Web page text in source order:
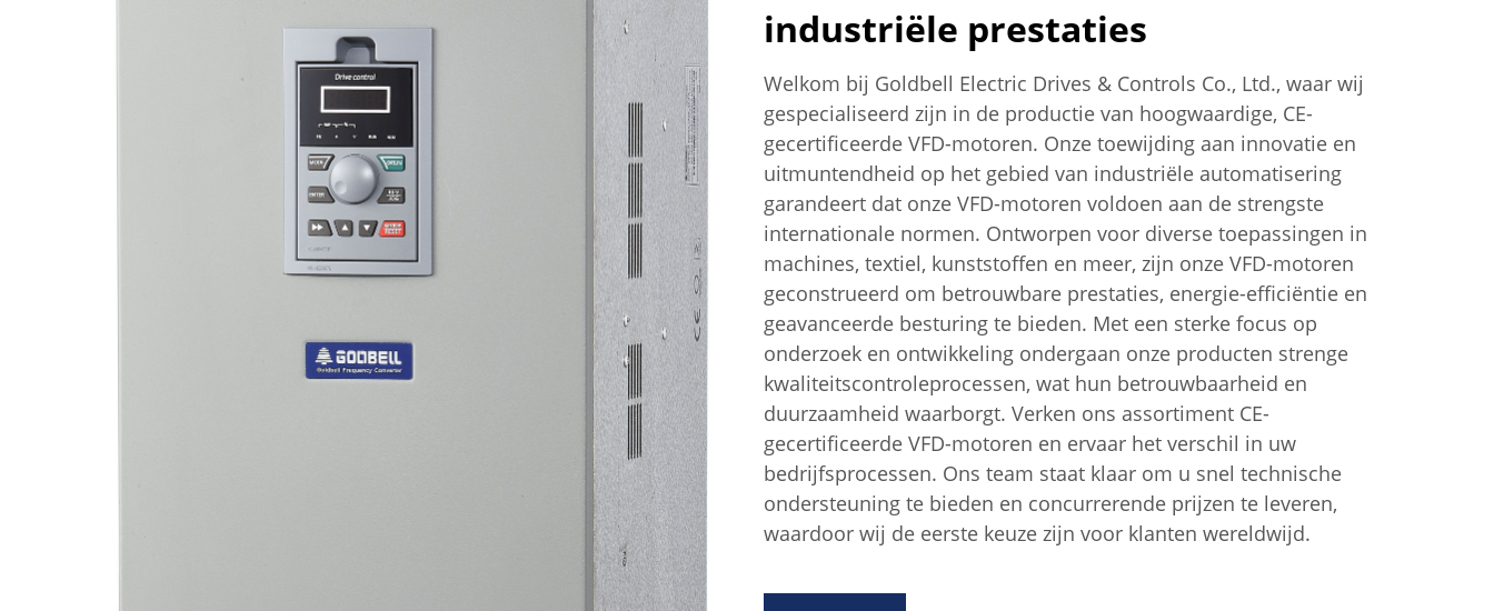
industriële prestaties
Welkom bij Goldbell Electric Drives & Controls Co., Ltd., waar wij
gespecialiseerd zijn in de productie van hoogwaardige, CE-
gecertificeerde VFD-motoren. Onze toewijding aan innovatie en
uitmuntendheid op het gebied van industriële automatisering
garandeert dat onze VFD-motoren voldoen aan de strengste
internationale normen. Ontworpen voor diverse toepassingen in
machines, textiel, kunststoffen en meer, zijn onze VFD-motoren
geconstrueerd om betrouwbare prestaties, energie-efficiëntie en
geavanceerde besturing te bieden. Met een sterke focus op
onderzoek en ontwikkeling ondergaan onze producten strenge
kwaliteitscontroleprocessen, wat hun betrouwbaarheid en
duurzaamheid waarborgt. Verken ons assortiment CE-
gecertificeerde VFD-motoren en ervaar het verschil in uw
bedrijfsprocessen. Ons team staat klaar om u snel technische
ondersteuning te bieden en concurrerende prijzen te leveren,
waardoor wij de eerste keuze zijn voor klanten wereldwijd.